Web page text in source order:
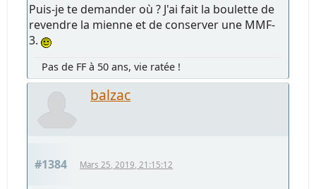
Puis-je te demander où ? J'ai fait la boulette de
revendre la mienne et de conserver une MMF-
3.
Pas de FF à 50 ans, vie ratée !
balzac
#1384 Mars 25, 2019, 21:15:12